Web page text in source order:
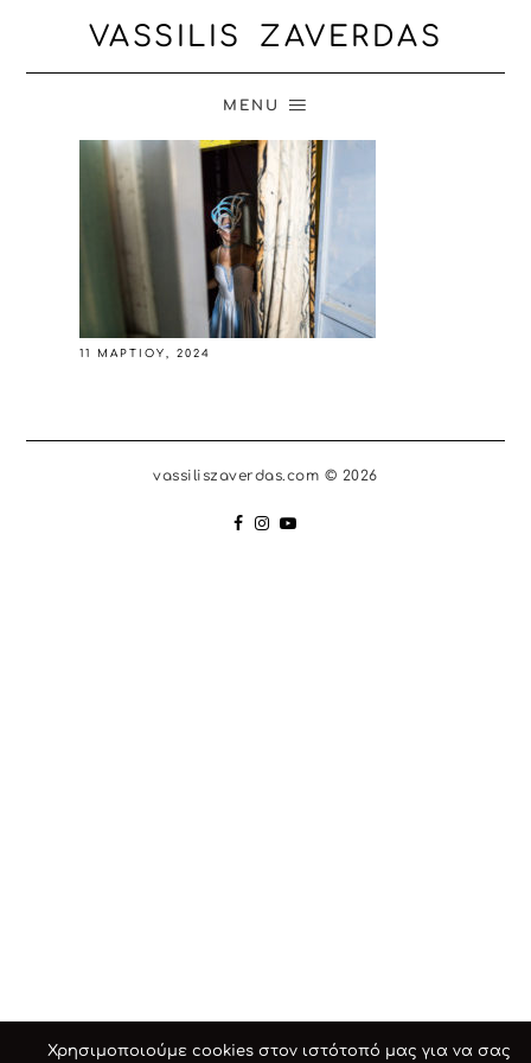
VASSILIS ZAVERDAS
MENU
11 ΜΑΡΤΊΟΥ, 2024
vassiliszaverdas.com © 2026
Χρησιμοποιούμε cookies στον ιστότοπό μας για να σας